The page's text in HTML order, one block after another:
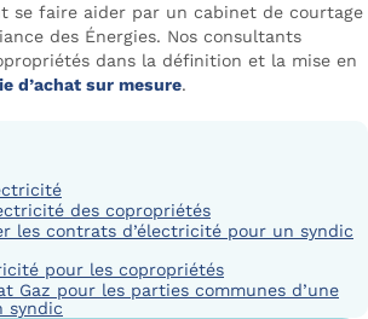
se faire aider par un cabinet de courtage
des Énergies. Nos consultants
dans la définition et la mise en
d’achat sur mesure.
des copropriétés
les contrats d’électricité pour un syndic
pour les copropriétés
Gaz pour les parties communes d’une
syndic